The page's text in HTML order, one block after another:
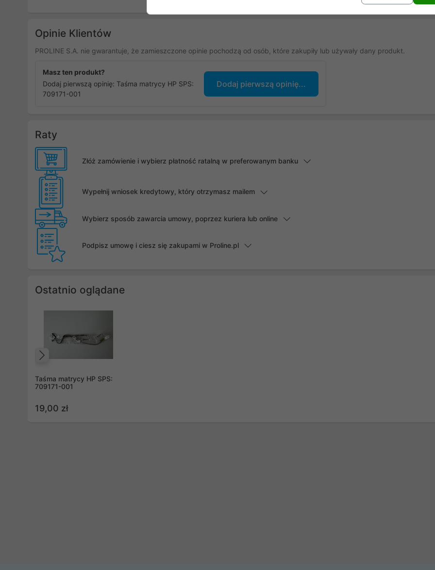
Opinie Klientów
PROLINE S.A. nie gwarantuje, że zamieszczone opinie pochodzą od osób, które zakupiły lub używały dany produkt.
Masz ten produkt?
Dodaj pierwszą opinię: Taśma matrycy HP SPS:
709171-001
Dodaj pierwszą opinię...
Raty
Złóż zamówienie i wybierz płatność ratalną w preferowanym banku
Wypełnij wniosek kredytowy, który otrzymasz mailem
Wybierz sposób zawarcia umowy, poprzez kuriera lub online
Podpisz umowę i ciesz się zakupami w Proline.pl
Ostatnio oglądane
Taśma matrycy HP SPS:
709171-001
19,00 zł